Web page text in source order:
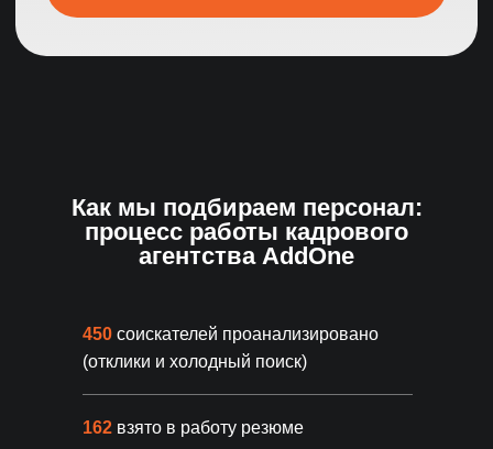
450 соискателей проанализировано
(отклики и холодный поиск)
162 взято в работу резюме
Как мы подбираем персонал:
процесс работы кадрового
агентства AddOne
Сопровождение
испытательного срока
Основные гарантии